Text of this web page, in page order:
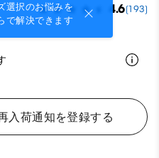
選択のお悩みを
で解決できます
4.6(193)
入荷通知を登録する